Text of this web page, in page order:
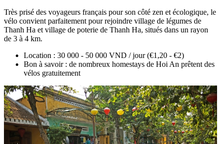
Très prisé des voyageurs français pour son côté zen et écologique, le
vélo convient parfaitement pour rejoindre village de légumes de
Thanh Ha et village de poterie de Thanh Ha, situés dans un rayon
de 3 à 4 km.
Location : 30 000 - 50 000 VND / jour (€1,20 - €2)
Bon à savoir : de nombreux homestays de Hoi An prêtent des
vélos gratuitement